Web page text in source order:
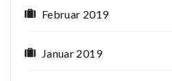
Februar 2019
Januar 2019